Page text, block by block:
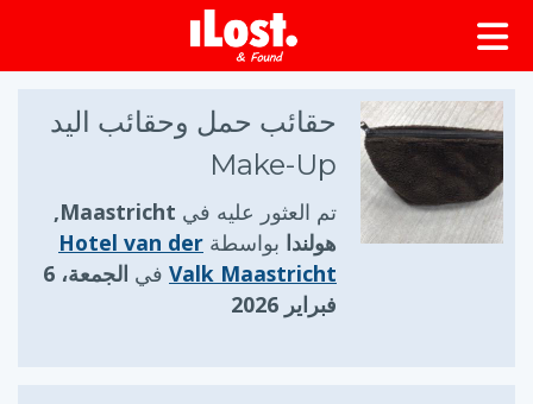
حقائب حمل وحقائب اليد
Make-Up
تم العثور عليه في
Maastricht,
هولندا بواسطة Hotel van der
Valk Maastricht في
الجمعة، 6
فبراير 2026